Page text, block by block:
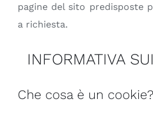
pagine del sito predisposte
a richiesta.
INFORMATIVA
Che cosa è un cookie?